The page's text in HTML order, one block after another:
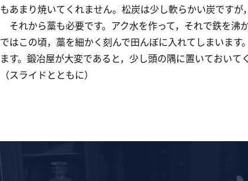
もあまり焼いてくれません。松炭は少し軟らかい炭ですが
それから藁も必要です。アク水を作って，それで鉄を沸
ではこの頃，藁を細かく刻んで田んぼに入れてしまいま
ます。鍛冶屋が大変であると，少し頭の隅に置いておいて
（スライドとともに）